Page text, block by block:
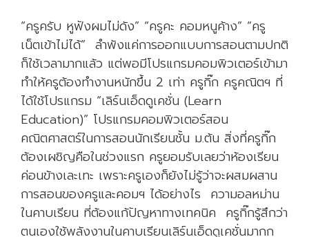
า
ติ
ห
นู
บ
ห
น้
า
ไ
ม่
“ครูครับ หูฟังผมไม่ดัง” “ครูคะ คอมหนูค้าง” “ครู
เน็ตเข้าไม่ได้” ลำพังแค่การออกแบบการสอนตามปกติ
ก็ใช้เวลามากแล้ว แต่พอมีโปรแกรมคอมพิวเตอร์เข้ามา
ทำให้ครูต้องทำงานหนักขึ้น 2 เท่า ครูกิ๊ก ครูคณิตฯ ที่
ได้ใช้โปรแกรม “เลิร์นเอ็ดดูเคชั่น (Learn
Education)” โปรแกรมคอมพิวเตอร์สอน
คณิตศาสตร์ในการสอนนักเรียนชั้น ม.ต้น สิ่งที่ครูกิ๊ก
ต้องเผชิญคือในช่วงแรก ครูยอมรับเลยว่าห้องเรียน
ค่อนข้างเละเทะ เพราะครูเองก็ยังไม่รู้ว่าจะผสมผสาน
การสอนของครูและคอมฯ ได้อย่างไร ความอลหม่าน
ในคาบเรียน ที่ต้องแก้ปัญหาทางเทคนิค ครูกิ๊กรู้สึกว่า
ตนเองใช้พลังงานในคาบเรียนเลิร์นเอ็ดดูเคชั่นมากก